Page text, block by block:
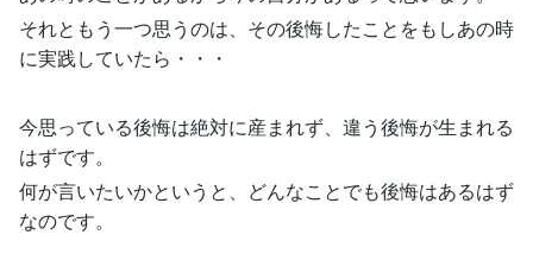
それともう一つ思うのは、その後悔したことをもしあの時
に実践していたら・・・
今思っている後悔は絶対に産まれず、違う後悔が生まれる
はずです。
何が言いたいかというと、どんなことでも後悔はあるはず
なのです。